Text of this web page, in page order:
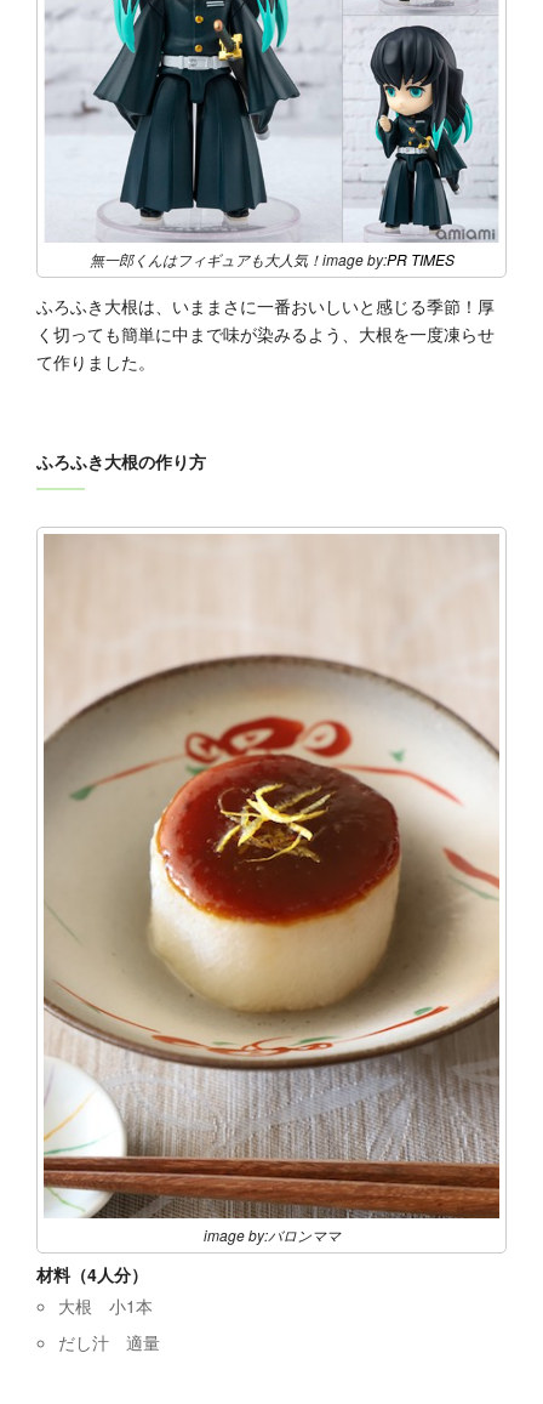
無一郎くんはフィギュアも大人気！image by:PR TIMES
ふろふき大根は、いままさに一番おいしいと感じる季節！厚
く切っても簡単に中まで味が染みるよう、大根を一度凍らせ
て作りました。
ふろふき大根の作り方
image by:バロンママ
材料（4人分）
大根 小1本
だし汁 適量